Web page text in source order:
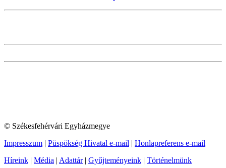
© Székesfehérvári Egyházmegye
Impresszum | Püspökség Hivatal e-mail | Honlapreferens e-mail
Híreink | Média | Adattár| Gyűjteményeink | Történelmünk